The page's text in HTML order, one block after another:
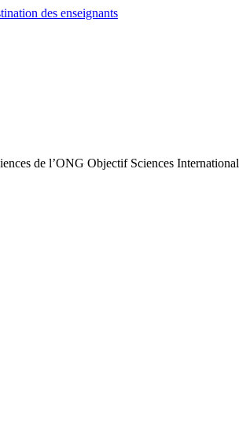
des enseignants
de l’ONG Objectif Sciences International